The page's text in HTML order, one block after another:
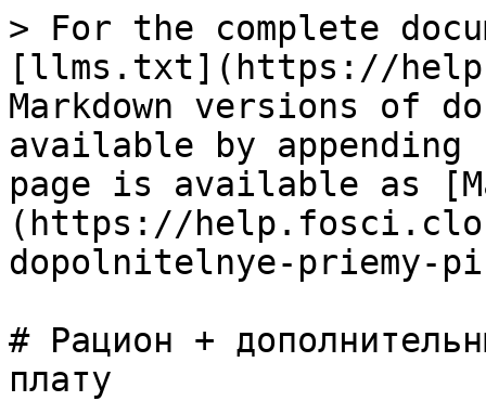
> For the complete
[llms.txt](https://
Markdown versions of
available by
page is available as
(https://
dopolnitelnye-priemy-
# Рацион +
плату